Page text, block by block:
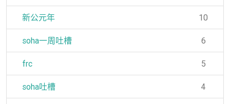
新公元年 10
soha一周吐槽 6
frc 5
soha吐槽 4